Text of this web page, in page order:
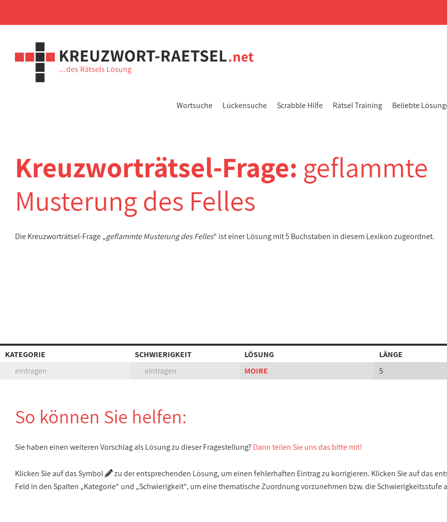
Wortsuche Lückensuche Scrabble Hilfe Rätsel Training Beliebte
Kreuzworträtsel-Frage: geflammte
Musterung des Felles
Die Kreuzworträtsel-Frage „geflammte Musterung des Felles“ ist einer Lösung mit 5 Buchstaben in diesem Lexikon zugeordnet.
KATEGORIE SCHWIERIGKEIT LÖSUNG
LÄNGE
eintragen
eintragen MOIRE 5
So können Sie helfen:
Sie haben einen weiteren Vorschlag als Lösung zu dieser Fragestellung? Dann teilen Sie uns das bitte mit!
Klicken Sie auf das Symbol
zu der entsprechenden Lösung, um einen fehlerhaften Eintrag zu korrigieren. Klicken Sie auf das
Feld in den Spalten „Kategorie“ und „Schwierigkeit“, um eine thematische Zuordnung vorzunehmen bzw. die Schwierigkeitsstufe